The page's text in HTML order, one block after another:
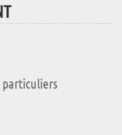
particuliers